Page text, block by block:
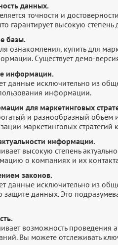
данных.
точности и
гарантирует высокую
базы.
ознакомления, купить для
Существует демо-
информации.
данные исключительно из
информации.
для маркетинговых
и разнообразный
маркетинговых стратегий
информации.
высокую степень
о компаниях и их
законов.
данные исключительно из
защите данных. Это
возможность проведения
Вы можете отслеживать